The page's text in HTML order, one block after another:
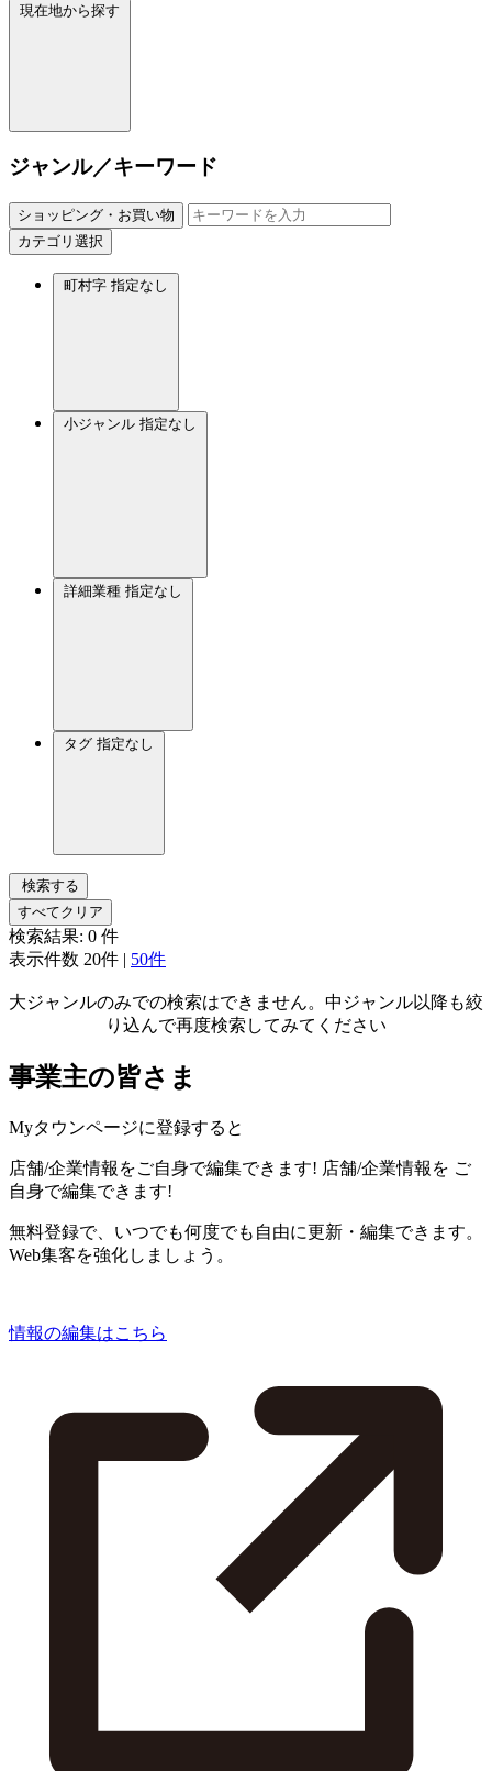
現在地から探す
ジャンル／キーワード
ショッピング・お買い物
カテゴリ選択
町村字 指定なし
小ジャンル 指定なし
詳細業種 指定なし
タグ 指定なし
検索する
すべてクリア
検索結果: 0 件
表示件数 20件 | 50件
大ジャンルのみでの検索はできません。中ジャンル以降も絞
り込んで再度検索してみてください
事業主の皆さま
Myタウンページに登録すると
店舗/企業情報をご自身で編集できます! 店舗/企業情報を ご
自身で編集できます!
無料登録で、いつでも何度でも自由に更新・編集できます。
Web集客を強化しましょう。
情報の編集はこちら